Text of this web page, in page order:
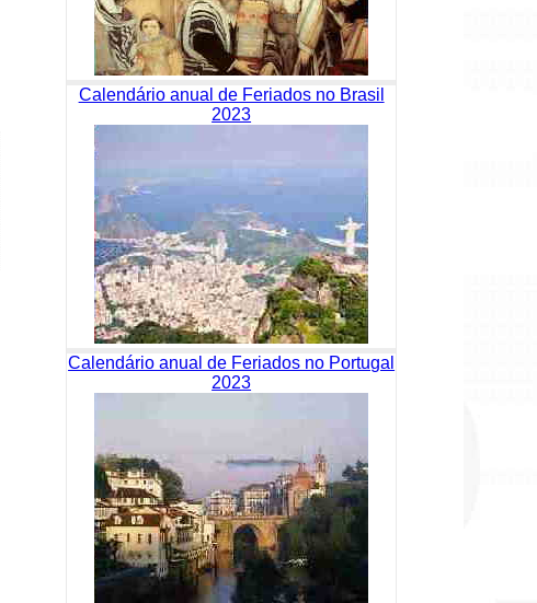
Calendário anual de Feriados no Brasil
2023
Calendário anual de Feriados no Portugal
2023